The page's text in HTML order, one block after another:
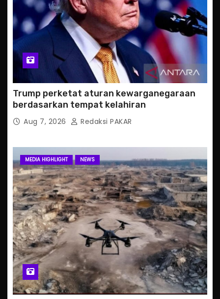
Trump perketat aturan kewarganegaraan
berdasarkan tempat kelahiran
Aug 7, 2026 Redaksi PAKAR
MEDIA HIGHLIGHT NEWS